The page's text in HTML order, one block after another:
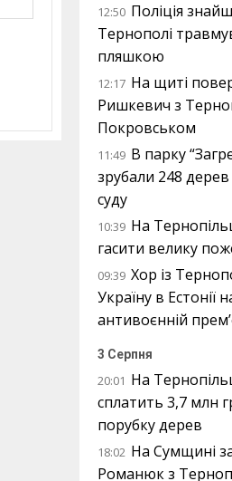
12:50 Поліція
Тернополі
пляшкою
12:17 На щиті
Ришкевич з
Покровськом
11:49 В парку
зрубали 248
суду
10:39 На
гасити велику
09:39 Хор із
Україну в Естонії
антивоєнній
3 Серпня
20:01 На
сплатить 3,7 млн
порубку дерев
18:02 На Сумщині
Романюк з